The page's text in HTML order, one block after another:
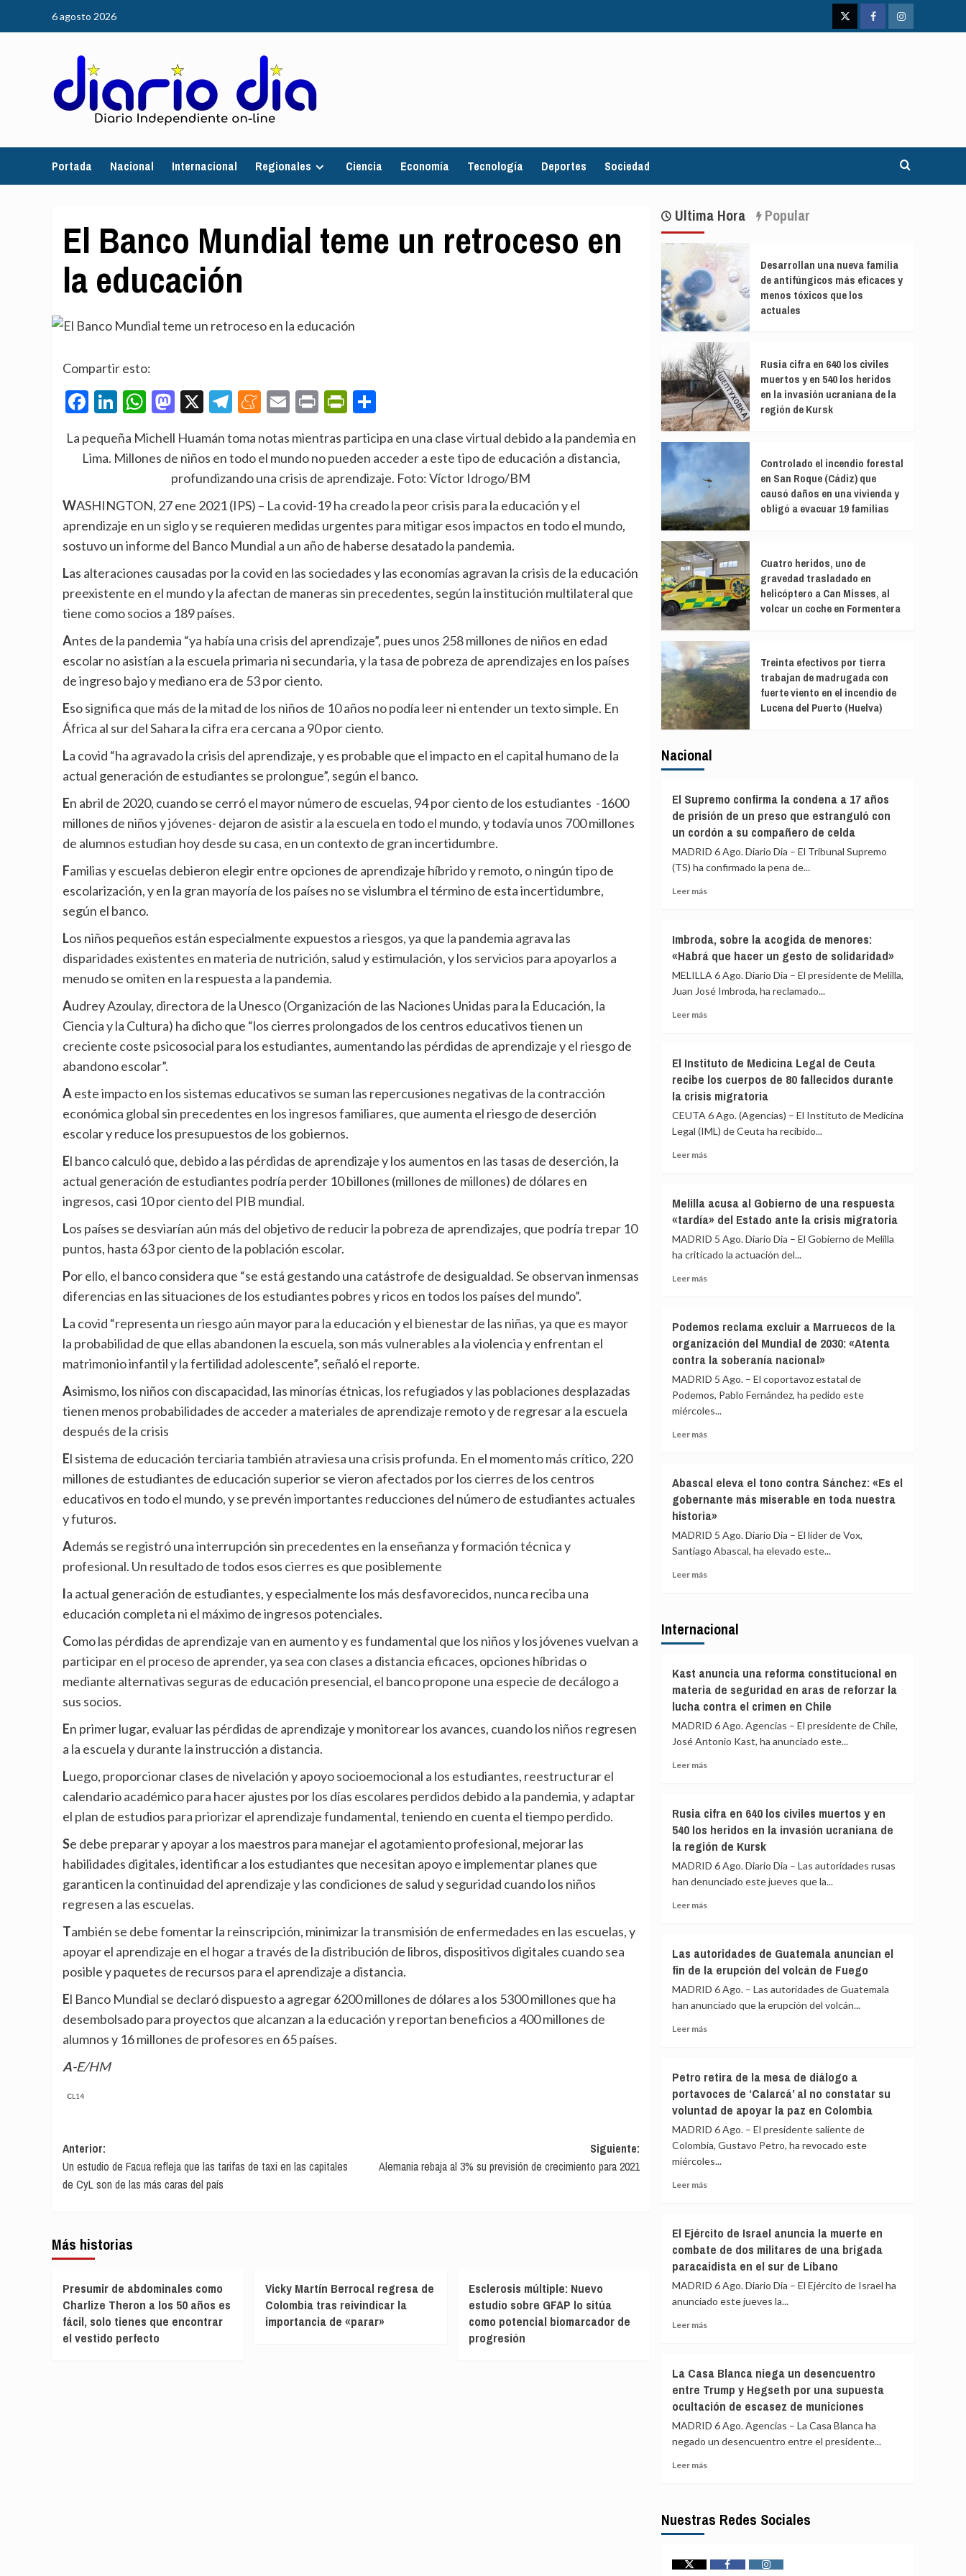
6 agosto 2026
TwitterFacebookInstagram
Portada Nacional Internacional Regionales Ciencia Economía Tecnología Deportes Sociedad
El Banco Mundial teme un retroceso en
la educación
Compartir esto:
Facebook
LinkedIn
WhatsApp
Mastodon
X Telegram
Meneame
EmailPrintPrintFriendly
La pequeña Michell Huamán toma notas mientras participa en una clase virtual debido a la pandemia en
Lima. Millones de niños en todo el mundo no pueden acceder a este tipo de educación a distancia,
profundizando una crisis de aprendizaje. Foto: Víctor Idrogo/BM
WASHINGTON, 27 ene 2021 (IPS) – La covid-19 ha creado la peor crisis para la educación y el
aprendizaje en un siglo y se requieren medidas urgentes para mitigar esos impactos en todo el mundo,
sostuvo un informe del Banco Mundial a un año de haberse desatado la pandemia.
Las alteraciones causadas por la covid en las sociedades y las economías agravan la crisis de la educación
preexistente en el mundo y la afectan de maneras sin precedentes, según la institución multilateral que
tiene como socios a 189 países.
Antes de la pandemia “ya había una crisis del aprendizaje”, pues unos 258 millones de niños en edad
escolar no asistían a la escuela primaria ni secundaria, y la tasa de pobreza de aprendizajes en los países
de ingreso bajo y mediano era de 53 por ciento.
Eso significa que más de la mitad de los niños de 10 años no podía leer ni entender un texto simple. En
África al sur del Sahara la cifra era cercana a 90 por ciento.
La covid “ha agravado la crisis del aprendizaje, y es probable que el impacto en el capital humano de la
actual generación de estudiantes se prolongue”, según el banco.
En abril de 2020, cuando se cerró el mayor número de escuelas, 94 por ciento de los estudiantes -1600
millones de niños y jóvenes- dejaron de asistir a la escuela en todo el mundo, y todavía unos 700 millones
de alumnos estudian hoy desde su casa, en un contexto de gran incertidumbre.
Familias y escuelas debieron elegir entre opciones de aprendizaje híbrido y remoto, o ningún tipo de
escolarización, y en la gran mayoría de los países no se vislumbra el término de esta incertidumbre,
según el banco.
Los niños pequeños están especialmente expuestos a riesgos, ya que la pandemia agrava las
disparidades existentes en materia de nutrición, salud y estimulación, y los servicios para apoyarlos a
menudo se omiten en la respuesta a la pandemia.
Audrey Azoulay, directora de la Unesco (Organización de las Naciones Unidas para la Educación, la
Ciencia y la Cultura) ha dicho que “los cierres prolongados de los centros educativos tienen un
creciente coste psicosocial para los estudiantes, aumentando las pérdidas de aprendizaje y el riesgo de
abandono escolar”.
A este impacto en los sistemas educativos se suman las repercusiones negativas de la contracción
económica global sin precedentes en los ingresos familiares, que aumenta el riesgo de deserción
escolar y reduce los presupuestos de los gobiernos.
El banco calculó que, debido a las pérdidas de aprendizaje y los aumentos en las tasas de deserción, la
actual generación de estudiantes podría perder 10 billones (millones de millones) de dólares en
ingresos, casi 10 por ciento del PIB mundial.
Los países se desviarían aún más del objetivo de reducir la pobreza de aprendizajes, que podría trepar 10
puntos, hasta 63 por ciento de la población escolar.
Por ello, el banco considera que “se está gestando una catástrofe de desigualdad. Se observan inmensas
diferencias en las situaciones de los estudiantes pobres y ricos en todos los países del mundo”.
La covid “representa un riesgo aún mayor para la educación y el bienestar de las niñas, ya que es mayor
la probabilidad de que ellas abandonen la escuela, son más vulnerables a la violencia y enfrentan el
matrimonio infantil y la fertilidad adolescente”, señaló el reporte.
Asimismo, los niños con discapacidad, las minorías étnicas, los refugiados y las poblaciones desplazadas
tienen menos probabilidades de acceder a materiales de aprendizaje remoto y de regresar a la escuela
después de la crisis
El sistema de educación terciaria también atraviesa una crisis profunda. En el momento más crítico, 220
millones de estudiantes de educación superior se vieron afectados por los cierres de los centros
educativos en todo el mundo, y se prevén importantes reducciones del número de estudiantes actuales
y futuros.
Además se registró una interrupción sin precedentes en la enseñanza y formación técnica y
profesional. Un resultado de todos esos cierres es que posiblemente
la actual generación de estudiantes, y especialmente los más desfavorecidos, nunca reciba una
educación completa ni el máximo de ingresos potenciales.
Como las pérdidas de aprendizaje van en aumento y es fundamental que los niños y los jóvenes vuelvan a
participar en el proceso de aprender, ya sea con clases a distancia eficaces, opciones híbridas o
mediante alternativas seguras de educación presencial, el banco propone una especie de decálogo a
sus socios.
En primer lugar, evaluar las pérdidas de aprendizaje y monitorear los avances, cuando los niños regresen
a la escuela y durante la instrucción a distancia.
Luego, proporcionar clases de nivelación y apoyo socioemocional a los estudiantes, reestructurar el
calendario académico para hacer ajustes por los días escolares perdidos debido a la pandemia, y adaptar
el plan de estudios para priorizar el aprendizaje fundamental, teniendo en cuenta el tiempo perdido.
Se debe preparar y apoyar a los maestros para manejar el agotamiento profesional, mejorar las
habilidades digitales, identificar a los estudiantes que necesitan apoyo e implementar planes que
garanticen la continuidad del aprendizaje y las condiciones de salud y seguridad cuando los niños
regresen a las escuelas.
También se debe fomentar la reinscripción, minimizar la transmisión de enfermedades en las escuelas, y
apoyar el aprendizaje en el hogar a través de la distribución de libros, dispositivos digitales cuando sea
posible y paquetes de recursos para el aprendizaje a distancia.
El Banco Mundial se declaró dispuesto a agregar 6200 millones de dólares a los 5300 millones que ha
desembolsado para proyectos que alcanzan a la educación y reportan beneficios a 400 millones de
alumnos y 16 millones de profesores en 65 países.
A-E/HM
CL14
Navegación
de
entradas
Anterior:
Un estudio de Facua refleja que las tarifas de taxi en las capitales
de CyL son de las más caras del país
Siguiente:
Alemania rebaja al 3% su previsión de crecimiento para 2021
Más historias
Presumir de abdominales como
Charlize Theron a los 50 años es
fácil, solo tienes que encontrar
el vestido perfecto
Vicky Martín Berrocal regresa de
Colombia tras reivindicar la
importancia de «parar»
Esclerosis múltiple: Nuevo
estudio sobre GFAP lo sitúa
como potencial biomarcador de
progresión
Ultima Hora Popular
Desarrollan una nueva familia
de antifúngicos más eficaces y
menos tóxicos que los
actuales
Rusia cifra en 640 los civiles
muertos y en 540 los heridos
en la invasión ucraniana de la
región de Kursk
Controlado el incendio forestal
en San Roque (Cádiz) que
causó daños en una vivienda y
obligó a evacuar 19 familias
Cuatro heridos, uno de
gravedad trasladado en
helicóptero a Can Misses, al
volcar un coche en Formentera
Treinta efectivos por tierra
trabajan de madrugada con
fuerte viento en el incendio de
Lucena del Puerto (Huelva)
Nacional
El Supremo confirma la condena a 17 años
de prisión de un preso que estranguló con
un cordón a su compañero de celda
MADRID 6 Ago. Diario Dia – El Tribunal Supremo
(TS) ha confirmado la pena de...
Leer másLeer
Supremo
confirma
la
a
17
de
un
preso
estranguló
con
compañero
de
Imbroda, sobre la acogida de menores:
«Habrá que hacer un gesto de solidaridad»
MELILLA 6 Ago. Diario Dia – El presidente de Melilla,
Juan José Imbroda, ha reclamado...
Leer másLeer
sobre
la
acogida
menores:
«Habrá
de
solidaridad»
El Instituto de Medicina Legal de Ceuta
recibe los cuerpos de 80 fallecidos durante
la crisis migratoria
CEUTA 6 Ago. (Agencias) – El Instituto de Medicina
Legal (IML) de Ceuta ha recibido...
Leer másLeer
Instituto
de
Medicina
de
Ceuta
de
80
fallecidos
la
crisis
migratoria
Melilla acusa al Gobierno de una respuesta
«tardía» del Estado ante la crisis migratoria
MADRID 5 Ago. Diario Dia – El Gobierno de Melilla
ha criticado la actuación del...
Leer másLeer
acusa
al
Gobierno
una
respuesta
«tardía»
Estado
crisis
migratoria
Podemos reclama excluir a Marruecos de la
organización del Mundial de 2030: «Atenta
contra la soberanía nacional»
MADRID 5 Ago. – El coportavoz estatal de
Podemos, Pablo Fernández, ha pedido este
miércoles...
Leer másLeer
reclama
excluir
a
de
la
2030:
«Atenta
soberanía
nacional»
Abascal eleva el tono contra Sánchez: «Es el
gobernante más miserable en toda nuestra
historia»
MADRID 5 Ago. Diario Dia – El líder de Vox,
Santiago Abascal, ha elevado este...
Leer másLeer
eleva
contra
«Es
el
gobernante
en
Internacional
Kast anuncia una reforma constitucional en
materia de seguridad en aras de reforzar la
lucha contra el crimen en Chile
MADRID 6 Ago. Agencias – El presidente de Chile,
José Antonio Kast, ha anunciado este...
Leer másLeer
anuncia
una
reforma
en
materia
de
reforzar
lucha
contra
Rusia cifra en 640 los civiles muertos y en
540 los heridos en la invasión ucraniana de
la región de Kursk
MADRID 6 Ago. Diario Dia – Las autoridades rusas
han denunciado este jueves que la...
Leer másLeer
cifra
en
640
civiles
muertos
los
heridos
en
invasión
ucraniana
de
región
Las autoridades de Guatemala anuncian el
fin de la erupción del volcán de Fuego
MADRID 6 Ago. – Las autoridades de Guatemala
han anunciado que la erupción del volcán...
Leer másLeer
autoridades
de
Guatemala
el
fin
de
erupción
de
Fuego
Petro retira de la mesa de diálogo a
portavoces de ‘Calarcá’ al no constatar su
voluntad de apoyar la paz en Colombia
MADRID 6 Ago. – El presidente saliente de
Colombia, Gustavo Petro, ha revocado este
miércoles...
Leer másLeer
retira
de
la
de
diálogo
al
no
constatar
voluntad
de
la
El Ejército de Israel anuncia la muerte en
combate de dos militares de una brigada
paracaidista en el sur de Líbano
MADRID 6 Ago. Diario Dia – El Ejército de Israel ha
anunciado este jueves la...
Leer másLeer
Ejército
de
Israel
la
muerte
militares
de
paracaidista
La Casa Blanca niega un desencuentro
entre Trump y Hegseth por una supuesta
ocultación de escasez de municiones
MADRID 6 Ago. Agencias – La Casa Blanca ha
negado un desencuentro entre el presidente...
Leer másLeer
Casa
un
desencuentro
Nuestras Redes Sociales
Twitter FacebookInstagram